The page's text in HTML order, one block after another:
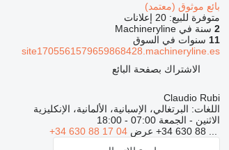
بائع موثوق (معتمد)
متوفرة للبيع: 20 إعلانات
2سنة في Machineryline
11 سنوات في السوق
site1705561579659868428.machineryline.es
الاشتراك بصفحة البائع
Claudio Rubi
اللغات: البرتغالي، الإسبانية، الألمانية، الإنكليزية
الاثنين - الجمعة 07:00 - 18:00
+34 630 88 ... عرض +34 630 88 17 04